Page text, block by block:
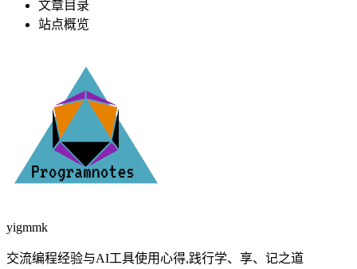
文章目录
站点概览
yigmmk
交流编程经验与AI工具使用心得,践行学、享、记之道